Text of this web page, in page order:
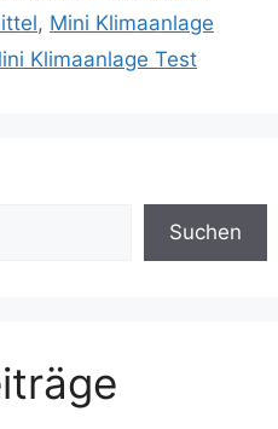
, Mini Klimaanlage
Klimaanlage Test
Suchen